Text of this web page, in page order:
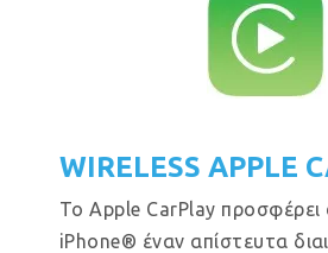
WIRELESS APPLE
Το Apple CarPlay προσφέρει
iPhone® έναν απίστευτα